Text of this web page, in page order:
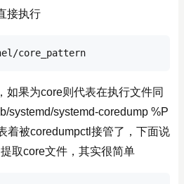
接执行
core_pattern
如果为core则代表在执行文件同
systemd/systemd-coredump %P
着被coredumpctl接管了，下面说
取core文件，其实很简单